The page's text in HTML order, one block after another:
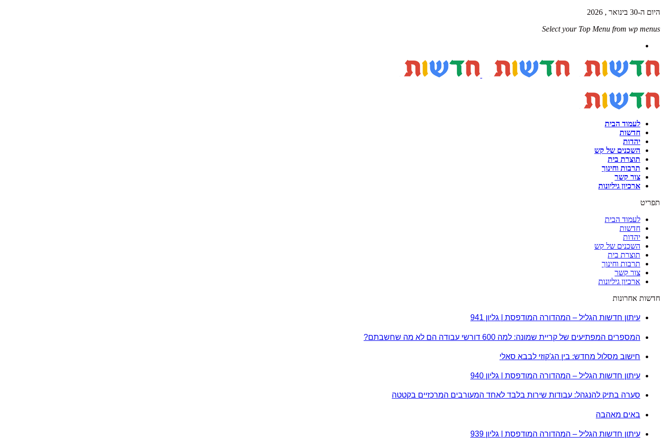
היום ה-30 בינואר , 2026
Select your Top Menu from wp menus
לעמוד הבית
חדשות
יהדות
השכנים של קש
תוצרת בית
תרבות וחינוך
צור קשר
ארכיון גיליונות
תפריט
לעמוד הבית
חדשות
יהדות
השכנים של קש
תוצרת בית
תרבות וחינוך
צור קשר
ארכיון גיליונות
חדשות אחרונות
עיתון חדשות הגליל – המהדורה המודפסת | גליון 941
המספרים המפתיעים של קריית שמונה: למה 600 דורשי עבודה הם לא מה שחשבתם?
חישוב מסלול מחדש: בין הג'קוזי לבבא סאלי
עיתון חדשות הגליל – המהדורה המודפסת | גליון 940
סערה בתיק להנגהל: עבודות שירות בלבד לאחד המעורבים המרכזיים בקטטה
באים מאהבה
עיתון חדשות הגליל – המהדורה המודפסת | גליון 939